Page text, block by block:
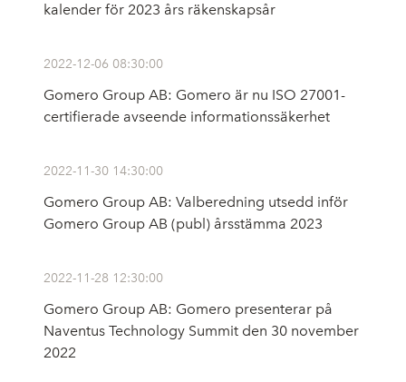
kalender för 2023 års räkenskapsår
2022-12-06 08:30:00
Gomero Group AB: Gomero är nu ISO 27001-
certifierade avseende informationssäkerhet
2022-11-30 14:30:00
Gomero Group AB: Valberedning utsedd inför
Gomero Group AB (publ) årsstämma 2023
2022-11-28 12:30:00
Gomero Group AB: Gomero presenterar på
Naventus Technology Summit den 30 november
2022